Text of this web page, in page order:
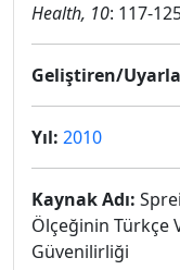
Health, 10: 117-
Geliştiren/
Yıl: 2010
Kaynak Adı:
Ölçeğinin Türkçe
Güvenilirliği